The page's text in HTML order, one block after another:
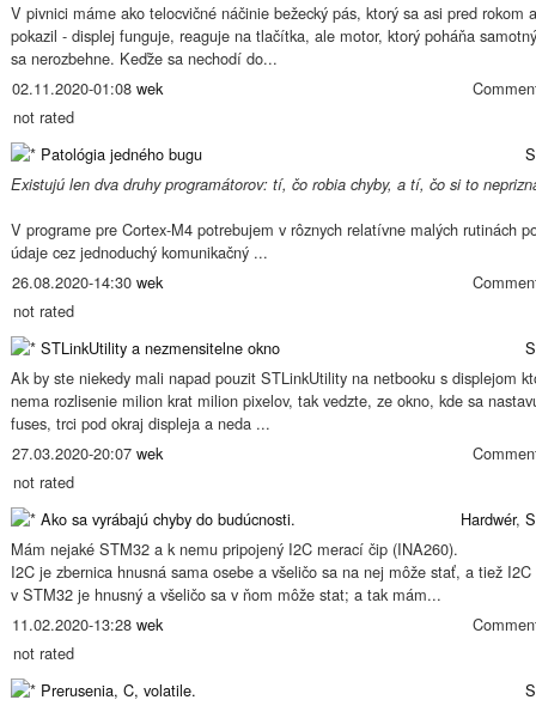
V pivnici máme ako telocvičné náčinie bežecký pás, ktorý sa asi pred rokom
pokazil - displej funguje, reaguje na tlačítka, ale motor, ktorý poháňa
sa nerozbehne. Keďže sa nechodí do...
02.11.2020-01:08 wek
not rated
Patológia jedného bugu
Existujú len dva druhy programátorov: tí, čo robia chyby, a tí, čo si to
V programe pre Cortex-M4 potrebujem v rôznych relatívne malých rutinách
údaje cez jednoduchý komunikačný ...
26.08.2020-14:30 wek
not rated
STLinkUtility a nezmensitelne okno
Ak by ste niekedy mali napad pouzit STLinkUtility na netbooku s displejom
nema rozlisenie milion krat milion pixelov, tak vedzte, ze okno, kde sa
fuses, trci pod okraj displeja a neda ...
27.03.2020-20:07 wek
not rated
Ako sa vyrábajú chyby do budúcnosti.
Hardwér,
Mám nejaké STM32 a k nemu pripojený I2C merací čip (INA260).
I2C je zbernica hnusná sama osebe a všeličo sa na nej môže stať, a tiež
v STM32 je hnusný a všeličo sa v ňom môže stat; a tak mám...
11.02.2020-13:28 wek
not rated
Prerusenia, C, volatile.